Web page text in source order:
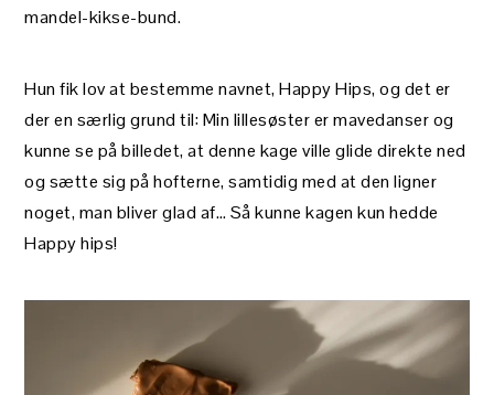
mandel-kikse-bund.
Hun fik lov at bestemme navnet, Happy Hips, og det er
der en særlig grund til: Min lillesøster er mavedanser og
kunne se på billedet, at denne kage ville glide direkte ned
og sætte sig på hofterne, samtidig med at den ligner
noget, man bliver glad af… Så kunne kagen kun hedde
Happy hips!